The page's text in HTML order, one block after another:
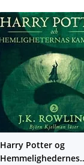
Harry Potter og
Hemmelighedernes